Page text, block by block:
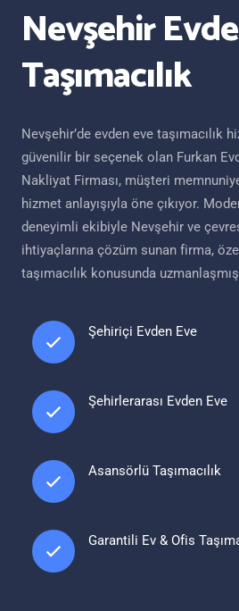
Nevşehir
Taşımacılık
Nevşehir’de evden eve taşımacılık
güvenilir bir seçenek olan Furkan
Nakliyat Firması, müşteri
hizmet anlayışıyla öne çıkıyor.
deneyimli ekibiyle Nevşehir ve
ihtiyaçlarına çözüm sunan firma,
taşımacılık konusunda
Şehiriçi Evden Eve
Şehirlerarası Evden Eve
Asansörlü Taşımacılık
Garantili Ev & Ofis